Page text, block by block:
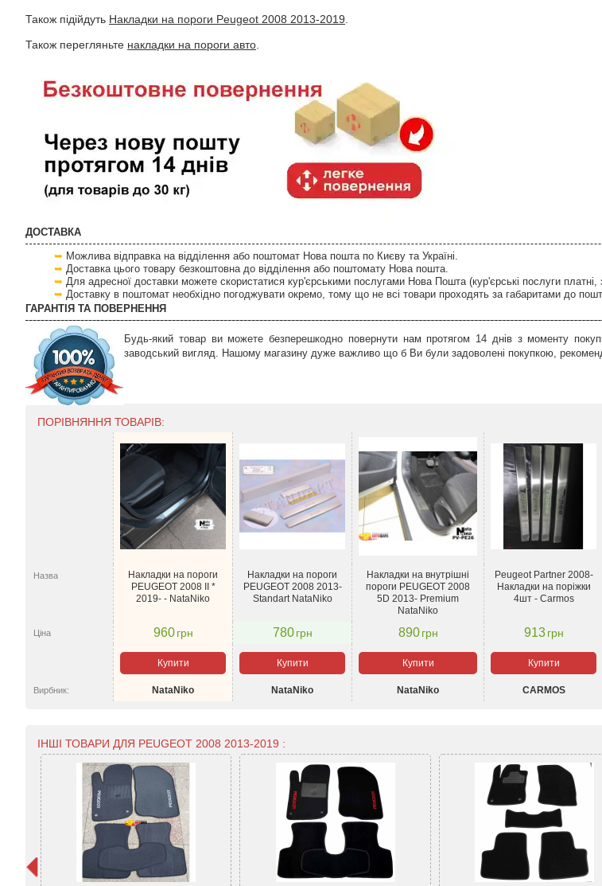
Також підійдуть Накладки на пороги Peugeot 2008 2013-2019
Також перегляньте накладки на пороги авто
ДОСТАВКА
Можлива відправка на відділення або поштомат Нова пошта по Києву та Україні.
Доставка цього товару безкоштовна до відділення або поштомату Нова пошта.
Для адресної доставки можете скористатися кур'єрськими послугами Нова Пошта (кур'єрські послуги
Доставку в поштомат необхідно погоджувати окремо, тому що не всі товари проходять за габаритами до
ГАРАНТІЯ ТА ПОВЕРНЕННЯ
Будь-який товар ви можете безперешкодно повернути нам протягом 14 днів з моменту
заводський вигляд. Нашому магазину дуже важливо що б Ви були задоволені покупкою,
ПОРІВНЯННЯ ТОВАРІВ:
Назва
Накладки на пороги
PEUGEOT 2008 II *
2019- - NataNiko
Накладки на пороги
PEUGEOT 2008 2013-
Standart NataNiko
Накладки на внутрішні
пороги PEUGEOT 2008
5D 2013- Premium
NataNiko
Peugeot Partner 2008-
Накладки на поріжки
4шт - Carmos
Ціна 960 грн 780 грн 890 грн 913 грн
Купити Купити Купити Купити
Вирбник: NataNiko NataNiko NataNiko CARMOS
ІНШІ ТОВАРИ ДЛЯ PEUGEOT 2008 2013-2019 :